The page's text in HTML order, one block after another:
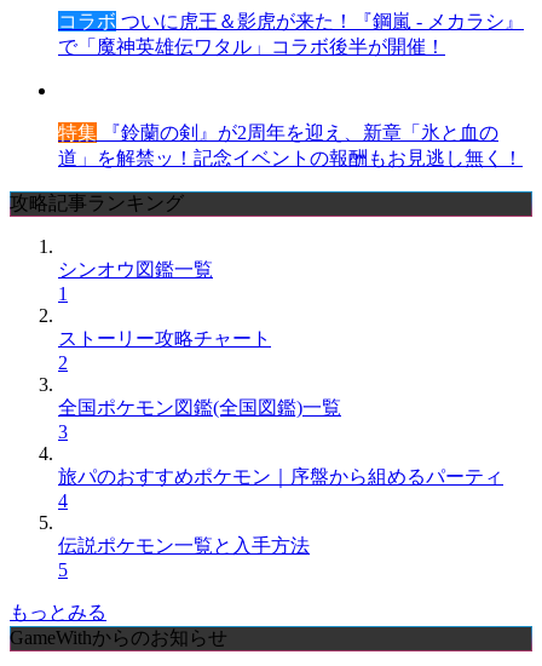
コラボ ついに虎王＆影虎が来た！『鋼嵐 - メカラシ』
で「魔神英雄伝ワタル」コラボ後半が開催！
特集 『鈴蘭の剣』が2周年を迎え、新章「氷と血の
道」を解禁ッ！記念イベントの報酬もお見逃し無く！
攻略記事ランキング
シンオウ図鑑一覧
1
ストーリー攻略チャート
2
全国ポケモン図鑑(全国図鑑)一覧
3
旅パのおすすめポケモン｜序盤から組めるパーティ
4
伝説ポケモン一覧と入手方法
5
もっとみる
GameWithからのお知らせ